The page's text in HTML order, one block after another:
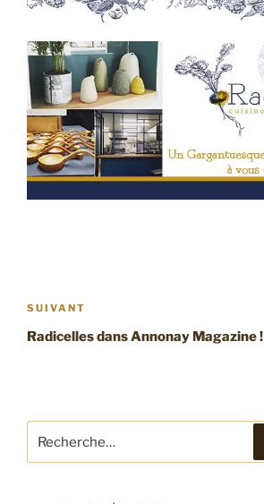
de
l’article
Article
suivant
SUIVANT
Radicelles dans Annonay Magazine !
pour